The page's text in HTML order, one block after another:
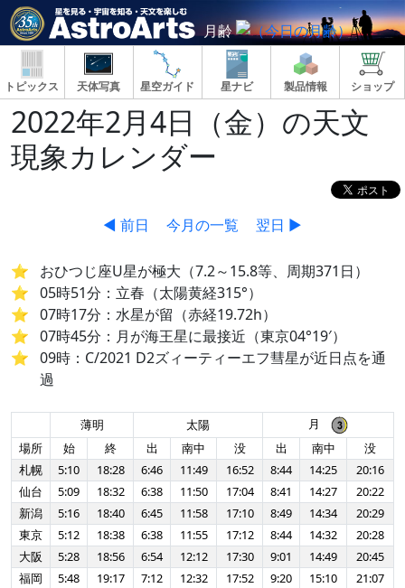
月齢
トピックス 天体写真 星空ガイド 星ナビ 製品情報 ショップ
2022年2月4日（金）の天文
現象カレンダー
◀ 前日 今月の一覧 翌日 ▶
おひつじ座U星が極大（7.2～15.8等、周期371日）
05時51分：立春（太陽黄経315°）
07時17分：水星が留（赤経19.72h）
07時45分：月が海王星に最接近（東京04°19′）
09時：C/2021 D2ズィーティーエフ彗星が近日点を通
過
薄明 太陽
月
場所
始 終 出 南中 没 出 南中
没
札幌
5:10 18:28 6:46 11:49 16:52 8:44 14:25
20:16
仙台
5:09 18:32 6:38 11:50 17:04 8:41 14:27
20:22
新潟
5:16 18:40 6:45 11:58 17:10 8:49 14:34
20:29
東京
5:12 18:38 6:38 11:55 17:12 8:44 14:32
20:28
大阪
5:28 18:56 6:54 12:12 17:30 9:01 14:49
20:45
福岡
5:48 19:17 7:12 12:32 17:52 9:20 15:10
21:07